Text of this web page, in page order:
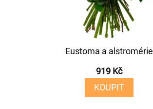
Eustoma a alstromérie
919 Kč
KOUPIT